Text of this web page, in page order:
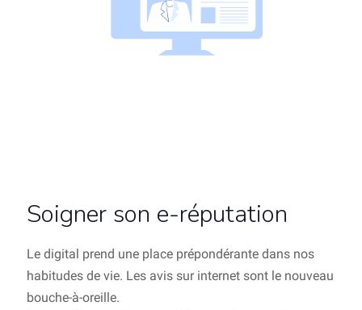
Soigner son e-réputation
Le digital prend une place prépondérante dans nos
habitudes de vie. Les avis sur internet sont le nouveau
bouche-à-oreille.